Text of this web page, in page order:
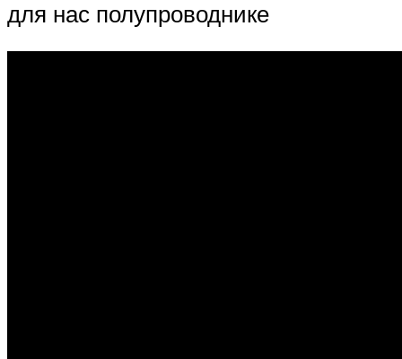
для нас полупроводнике